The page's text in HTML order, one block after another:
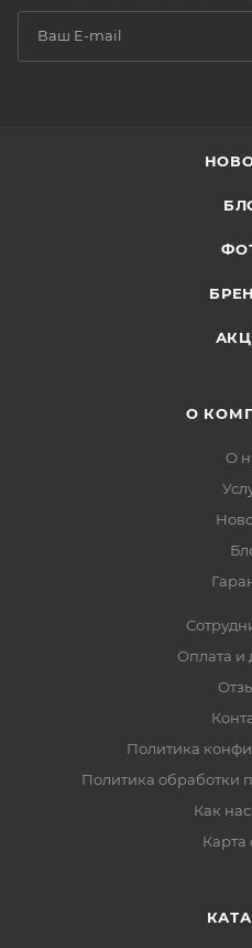
О
О
Оплата и
Политика
Политика обработки
Как
Карта